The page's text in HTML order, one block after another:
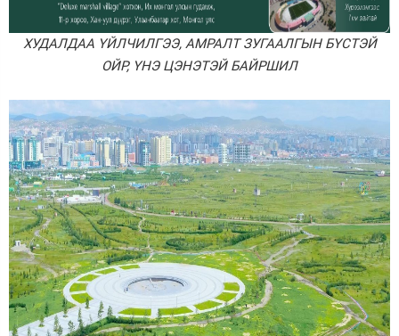
ХУДАЛДАА ҮЙЛЧИЛГЭЭ, АМРАЛТ ЗУГААЛГЫН БҮСТЭЙ
ОЙР, ҮНЭ ЦЭНЭТЭЙ БАЙРШИЛ